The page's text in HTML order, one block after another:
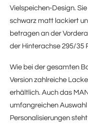
Vielspeichen-Design.
schwarz matt lackiert
betragen an der
der Hinterachse 295/35
Wie bei der gesamten
Version zahlreiche
erhältlich. Auch das
umfangreichen
Personalisierungen